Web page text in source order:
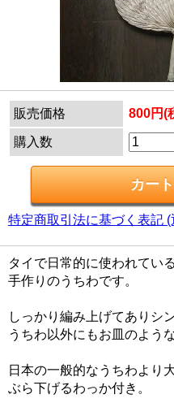
販売価格 800円(
購入数
特定商取引法に基づく表記
タイで日常的に使われている
手作りのうちわです。
しっかり編み上げてありシ
うちわ以外にもお皿のよう
日本の一般的なうちわより
ぶら下げるわっか付き。